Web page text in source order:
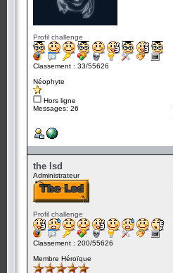
Profil challenge
Classement : 33/55626
Néophyte
Hors ligne
Messages: 26
the lsd
Administrateur
Profil challenge
Classement : 200/55626
Membre Héroïque